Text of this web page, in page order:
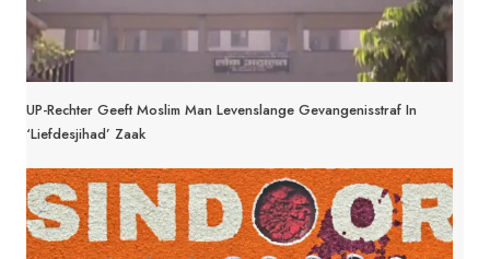
UP-Rechter Geeft Moslim Man Levenslange Gevangenisstraf In
‘Liefdesjihad’ Zaak